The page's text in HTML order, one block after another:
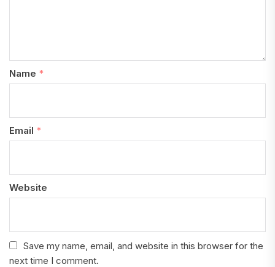
Name *
Email *
Website
Save my name, email, and website in this browser for the
next time I comment.